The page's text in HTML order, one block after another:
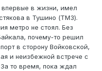
в жизни, имел
в Тушино (ТМЗ).
метро не стоял. Без
почему-то решил
в сторону Войковской,
и неизбежной встрече с
то время, пока ждал